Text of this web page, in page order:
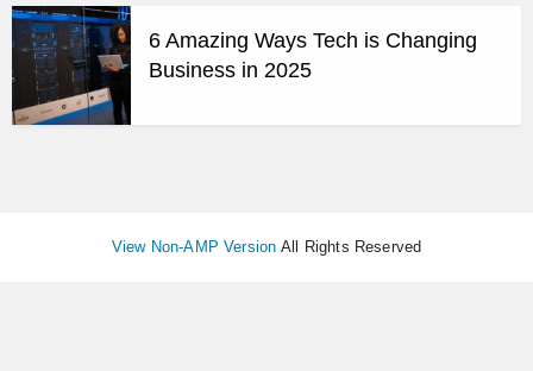
6 Amazing Ways Tech is Changing
Business in 2025
View Non-AMP Version All Rights Reserved